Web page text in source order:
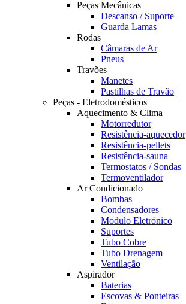
Peças Mecânicas
Descanso / Suporte
Guarda Lamas
Rodas
Câmaras de Ar
Pneus
Travões
Manetes
Pastilhas de Travão
Peças - Eletrodomésticos
Aquecimento & Clima
Motorredutor
Resistência-aquecedor
Resistência-pellets
Resistência-sauna
Termostatos / Sondas
Termoventilador
Ar Condicionado
Bombas
Condensadores
Modulo Eletrónico
Suportes
Tubo Cobre
Tubo Drenagem
Ventilação
Aspirador
Baterias
Escovas & Ponteiras